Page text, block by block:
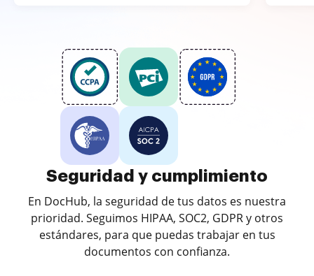
Seguridad y cumplimiento
En DocHub, la seguridad de tus datos es nuestra
prioridad. Seguimos HIPAA, SOC2, GDPR y otros
estándares, para que puedas trabajar en tus
documentos con confianza.